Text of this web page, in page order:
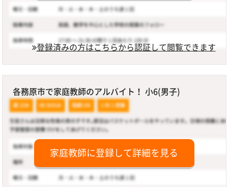
登録済みの方はこちらから認証して閲覧できます
各務原市で家庭教師のアルバイト！ 小6(男子)
家庭教師に登録して詳細を見る